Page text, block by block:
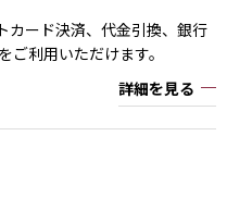
カード決済、代金引換、銀行
利用いただけます。
詳細を見る